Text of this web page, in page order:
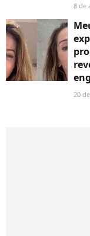
8 de
20